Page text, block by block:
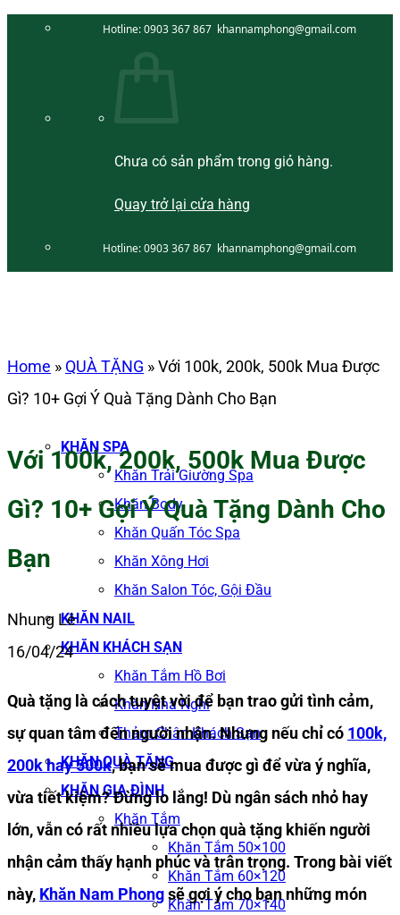
Hotline:0903 367 867 khannamphong@gmail.com
Chưa có sản phẩm trong giỏ hàng.
Quay trở lại cửa hàng
Hotline:0903 367 867 khannamphong@gmail.com
KHĂN SPA
Khăn Trải Giường Spa
Khăn Body
Khăn Quấn Tóc Spa
Khăn Xông Hơi
Khăn Salon Tóc, Gội Đầu
KHĂN NAIL
KHĂN KHÁCH SẠN
Khăn Tắm Hồ Bơi
Khăn Nhà Nghỉ
Thảm Chân Khách Sạn
KHĂN QUÀ TẶNG
KHĂN GIA ĐÌNH
Khăn Tắm
Khăn Tắm 50×100
Khăn Tắm 60×120
Khăn Tắm 70×140
Home » QUÀ TẶNG »Với 100k, 200k, 500k Mua Được
Gì? 10+ Gợi Ý Quà Tặng Dành Cho Bạn
Với 100k, 200k, 500k Mua Được
Gì? 10+ Gợi Ý Quà Tặng Dành Cho
Bạn
Nhung Lê
16/04/24
Quà tặng là cách tuyệt vời để bạn trao gửi tình cảm,
sự quan tâm đến người nhận. Nhưng nếu chỉ có 100k,
200k hay 500k, bạn sẽ mua được gì để vừa ý nghĩa,
vừa tiết kiệm? Đừng lo lắng! Dù ngân sách nhỏ hay
lớn, vẫn có rất nhiều lựa chọn quà tặng khiến người
nhận cảm thấy hạnh phúc và trân trọng. Trong bài viết
này, Khăn Nam Phongsẽ gợi ý cho bạn những món